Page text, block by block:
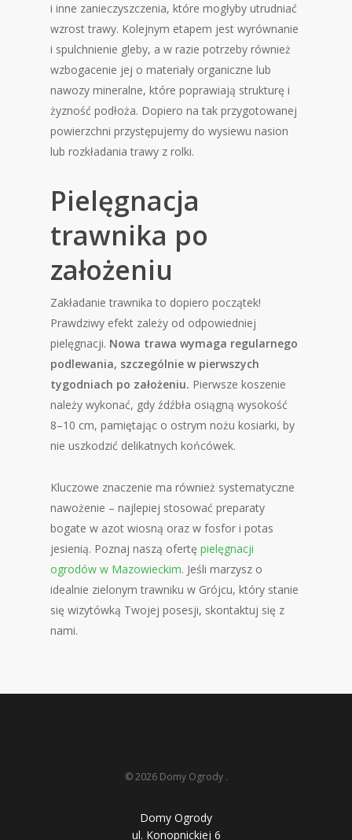
i inne zanieczyszczenia, które mogłyby utrudniać
wzrost trawy. Kolejnym etapem jest wyrównanie
i spulchnienie gleby, a w razie potrzeby również
wzbogacenie jej o materiały organiczne lub
nawozy mineralne, które poprawiają strukturę i
żyzność podłoża. Dopiero na tak przygotowanej
powierzchni przystępujemy do wysiewu nasion
lub rozkładania trawy z rolki.
Pielęgnacja
trawnika po
założeniu
Zakładanie trawnika to dopiero początek!
Prawdziwy efekt zależy od odpowiedniej
pielęgnacji. Nowa trawa wymaga regularnego
podlewania, szczególnie w pierwszych
tygodniach po założeniu. Pierwsze koszenie
należy wykonać, gdy źdźbła osiągną wysokość
8–10 cm, pamiętając o ostrym nożu kosiarki, by
nie uszkodzić delikatnych końcówek.
Kluczowe znaczenie ma również systematyczne
nawożenie – najlepiej stosować preparaty
bogate w azot wiosną oraz w fosfor i potas
jesienią. Poznaj naszą ofertę pielęgnacji
ogrodów w Mazowieckim. Jeśli marzysz o
idealnie zielonym trawniku w Grójcu, który stanie
się wizytówką Twojej posesji, skontaktuj się z
nami.
© 2026 Domy Ogrody .
Domy Ogrody
ul. Konopnickiej 6